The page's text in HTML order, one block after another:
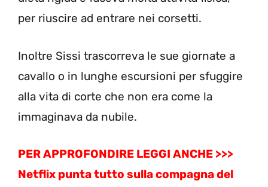
per riuscire ad entrare nei corsetti.
Inoltre Sissi trascorreva le sue giornate a
cavallo o in lunghe escursioni per sfuggire
alla vita di corte che non era come la
immaginava da nubile.
PER APPROFONDIRE LEGGI ANCHE >>>
Netflix punta tutto sulla compagna del